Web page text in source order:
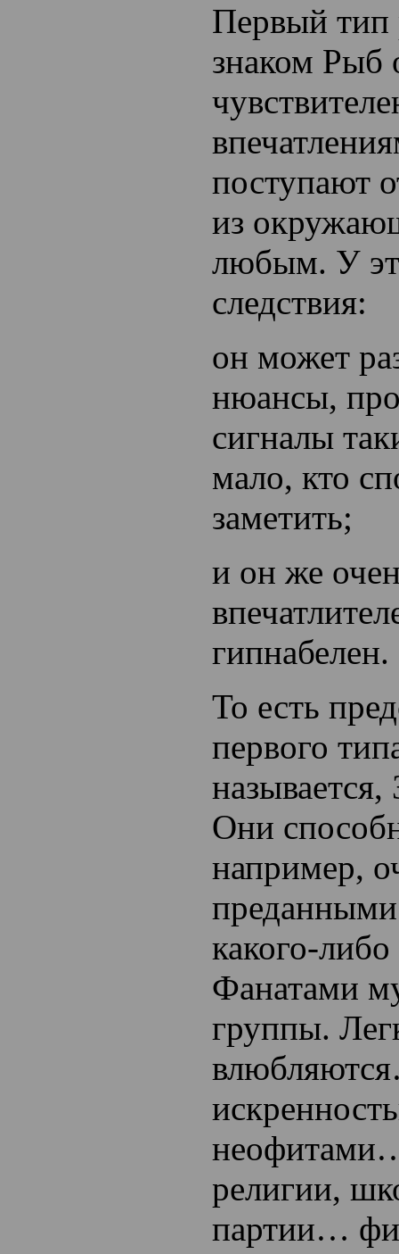
Первый
знаком Рыб
поступают
из
любым. У
следствия:
он может
нюансы,
сигналы
мало, кто
заметить;
и он же
гипнабелен.
То есть
первого
Они
например,
какого-либо
Фанатами
группы.
религии,
партии…